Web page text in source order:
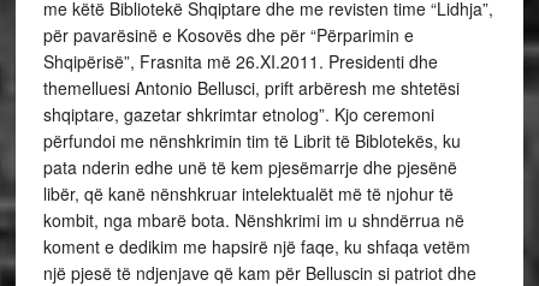
me këtë Bibliotekë Shqiptare dhe me revisten time “Lidhja”,
për pavarësinë e Kosovës dhe për “Përparimin e
Shqipërisë”, Frasnita më 26.XI.2011. Presidenti dhe
themelluesi Antonio Bellusci, prift arbëresh me shtetësi
shqiptare, gazetar shkrimtar etnolog”. Kjo ceremoni
përfundoi me nënshkrimin tim të Librit të Biblotekës, ku
pata nderin edhe unë të kem pjesëmarrje dhe pjesënë
libër, që kanë nënshkruar intelektualët më të njohur të
kombit, nga mbarë bota. Nënshkrimi im u shndërrua në
koment e dedikim me hapsirë një faqe, ku shfaqa vetëm
një pjesë të ndjenjave që kam për Belluscin si patriot dhe